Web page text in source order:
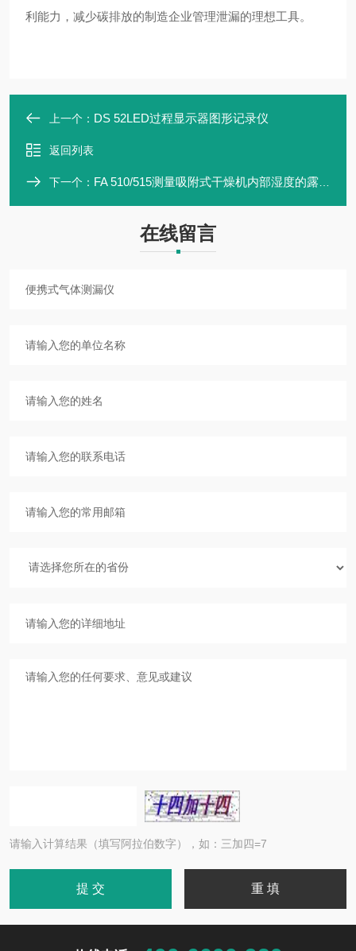
利能力，减少碳排放的制造企业管理泄漏的理想工具。
上一个： DS 52LED过程显示器图形记录仪
返回列表
下一个： FA 510/515测量吸附式干燥机内部湿度的露点传感器
在线留言
请输入计算结果（填写阿拉伯数字），如：三加四=7